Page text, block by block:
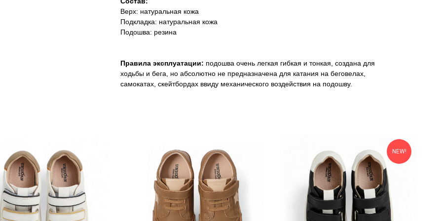
Верх: натуральная кожа
Подкладка: натуральная кожа
Подошва: резина
Правила эксплуатации: подошва очень легкая гибкая и тонкая, создана для
ходьбы и бега, но абсолютно не предназначена для катания на беговелах,
самокатах, скейтбордах ввиду механического воздействия на подошву.
NEW!